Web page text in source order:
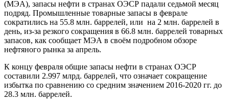
(МЭА), запасы нефти в странах ОЭСР падали седьмой месяц
подряд. Промышленные товарные запасы в феврале
сократились на 55.8 млн. баррелей, или на 2 млн. баррелей в
день, из-за резкого сокращения в 66.8 млн. баррелей товарных
запасов, как сообщает МЭА в своём подробном обзоре
нефтяного рынка за апрель.
К концу февраля общие запасы нефти в странах ОЭСР
составили 2.997 млрд. баррелей, что означает сокращение
избытка по сравнению со средним значением 2016-2020 гг. до
28.3 млн. баррелей.